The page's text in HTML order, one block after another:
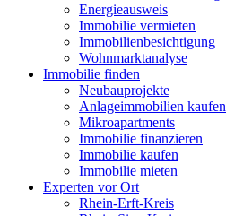
Energieausweis
Immobilie vermieten
Immobilienbesichtigung
Wohnmarktanalyse
Immobilie finden
Neubauprojekte
Anlageimmobilien kaufen
Mikroapartments
Immobilie finanzieren
Immobilie kaufen
Immobilie mieten
Experten vor Ort
Rhein-Erft-Kreis